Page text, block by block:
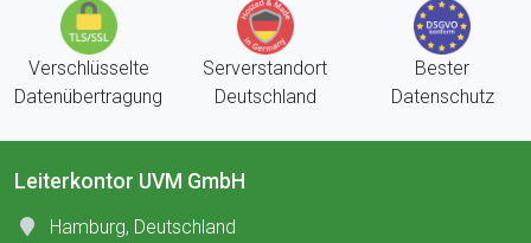
Verschlüsselte
Datenübertragung
Serverstandort
Deutschland
Bester
Datenschutz
Leiterkontor UVM GmbH
Hamburg, Deutschland